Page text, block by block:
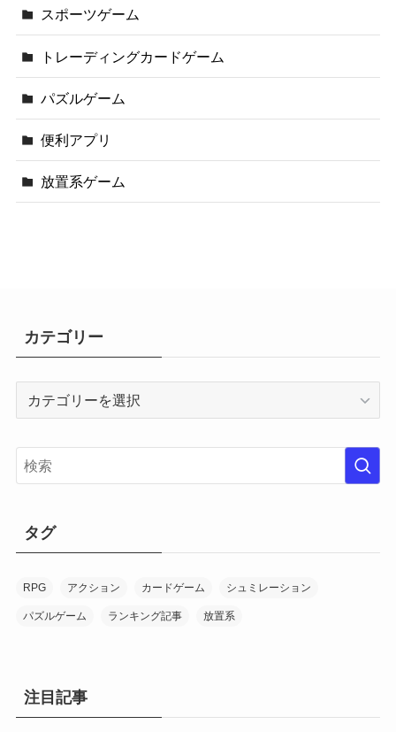
スポーツゲーム
トレーディングカードゲーム
パズルゲーム
便利アプリ
放置系ゲーム
カテゴリー
リ
ー
タグ
RPG アクション カードゲーム シュミレーション
パズルゲーム ランキング記事 放置系
注目記事